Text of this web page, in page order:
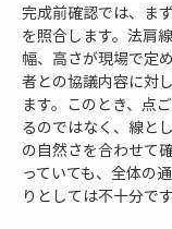
完成前確認では、ま
を照合します。法肩
幅、高さが現場で定
者との協議内容に対
ます。このとき、点
るのではなく、線と
の自然さを合わせて
っていても、全体の
りとしては不十分です